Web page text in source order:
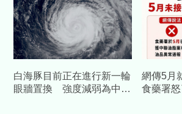
白海豚目前正在進行新一輪
眼牆置換 強度減弱為中度
網傳5月
食藥署